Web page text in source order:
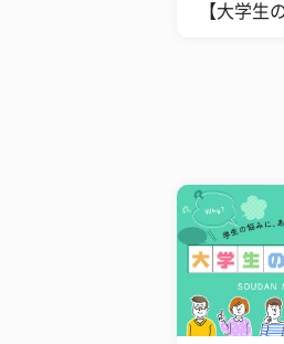
【大学生